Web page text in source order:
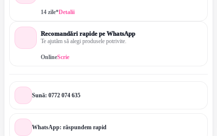
14 zile*Detalii
Recomandări rapide pe WhatsApp
Te ajutăm să alegi produsele potrivite.
OnlineScrie
Sună: 0772 074 635
WhatsApp: răspundem rapid